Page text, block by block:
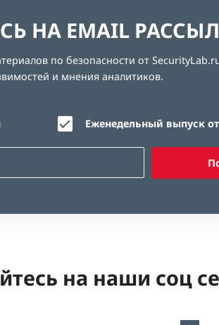
НА EMAIL
по безопасности от
и мнения аналитиков.
Еженедельный выпуск
на наши соц